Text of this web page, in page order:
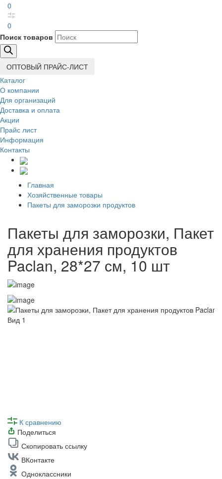
0
0
Поиск товаров
ОПТОВЫЙ ПРАЙС-ЛИСТ
Каталог
О компании
Для организаций
Доставка и оплата
Акции
Прайс лист
Информация
Контакты
Главная
Хозяйственные товары
Пакеты для заморозки продуктов
Пакеты для заморозки, Пакет
для хранения продуктов
Paclan, 28*27 см, 10 шт
К сравнению
Поделиться
Скопировать ссылку
ВКонтакте
Одноклассники